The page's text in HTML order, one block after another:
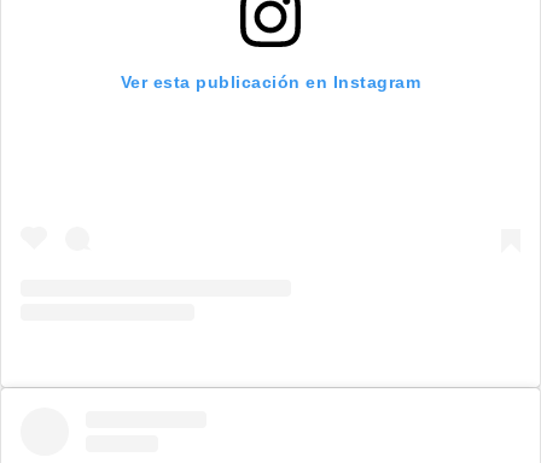
Ver esta publicación en Instagram